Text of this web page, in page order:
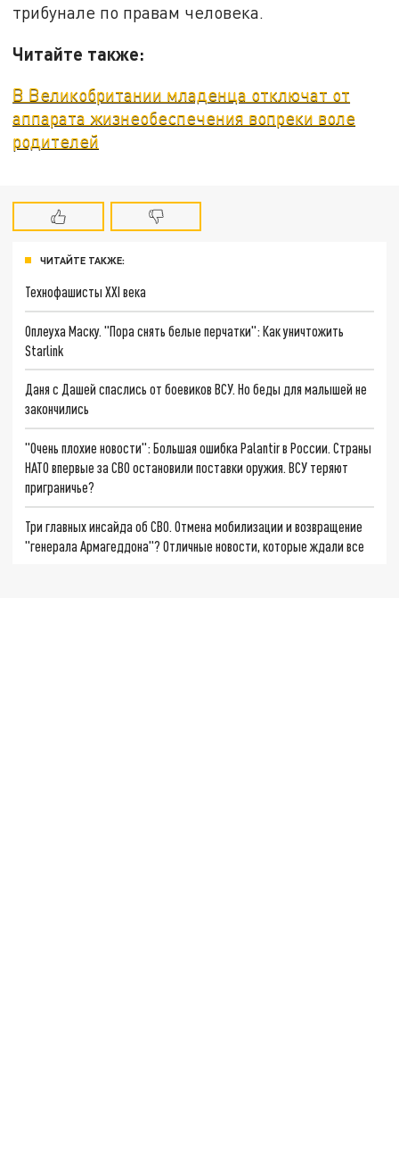
трибунале по правам человека.
Читайте также:
В Великобритании младенца отключат от
аппарата жизнеобеспечения вопреки воле
родителей
ЧИТАЙТЕ ТАКЖЕ:
Технофашисты XXI века
Оплеуха Маску. "Пора снять белые перчатки": Как уничтожить
Starlink
Даня с Дашей спаслись от боевиков ВСУ. Но беды для малышей не
закончились
"Очень плохие новости": Большая ошибка Palantir в России. Страны
НАТО впервые за СВО остановили поставки оружия. ВСУ теряют
приграничье?
Три главных инсайда об СВО. Отмена мобилизации и возвращение
"генерала Армагеддона"? Отличные новости, которые ждали все